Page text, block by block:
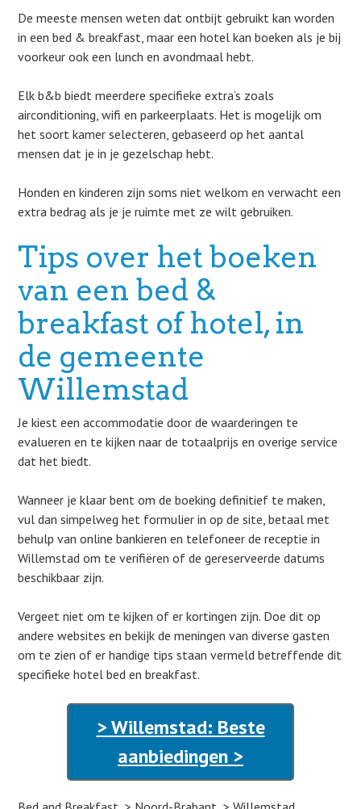
De meeste mensen weten dat ontbijt gebruikt kan worden
in een bed & breakfast, maar een hotel kan boeken als je bij
voorkeur ook een lunch en avondmaal hebt.
Elk b&b biedt meerdere specifieke extra’s zoals
airconditioning, wifi en parkeerplaats. Het is mogelijk om
het soort kamer selecteren, gebaseerd op het aantal
mensen dat je in je gezelschap hebt.
Honden en kinderen zijn soms niet welkom en verwacht een
extra bedrag als je je ruimte met ze wilt gebruiken.
Tips over het boeken
van een bed &
breakfast of hotel, in
de gemeente
Willemstad
Je kiest een accommodatie door de waarderingen te
evalueren en te kijken naar de totaalprijs en overige service
dat het biedt.
Wanneer je klaar bent om de boeking definitief te maken,
vul dan simpelweg het formulier in op de site, betaal met
behulp van online bankieren en telefoneer de receptie in
Willemstad om te verifiëren of de gereserveerde datums
beschikbaar zijn.
Vergeet niet om te kijken of er kortingen zijn. Doe dit op
andere websites en bekijk de meningen van diverse gasten
om te zien of er handige tips staan vermeld betreffende dit
specifieke hotel bed en breakfast.
> Willemstad: Beste
aanbiedingen >